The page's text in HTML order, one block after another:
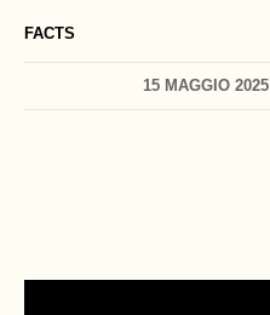
FACTS
15 MAGGIO 2025